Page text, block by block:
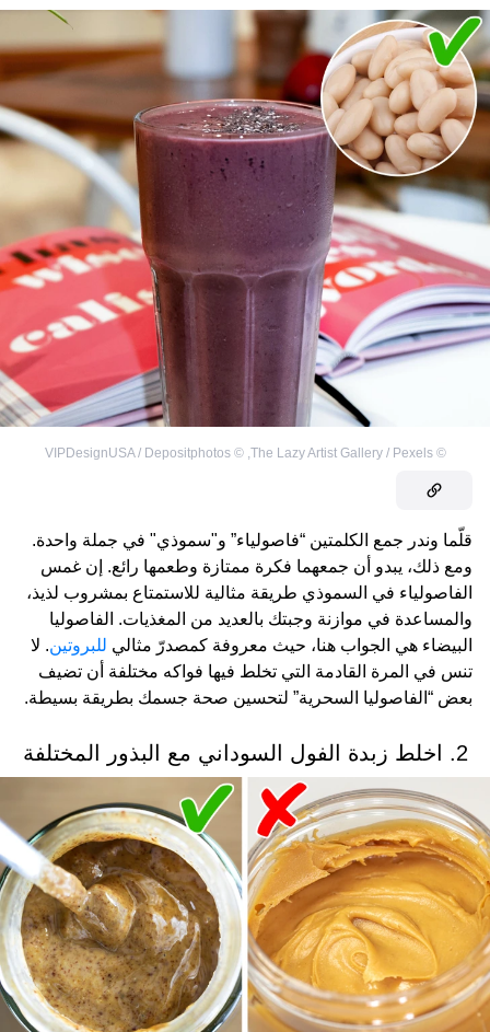
©
The Lazy Artist Gallery / Pexels
,
©
VIPDesignUSA / Depositphotos
قلّما وندر جمع الكلمتين “فاصولياء” و"سموذي" في جملة واحدة.
ومع ذلك، يبدو أن جمعهما فكرة ممتازة وطعمها رائع. إن غمس
الفاصولياء في السموذي طريقة مثالية للاستمتاع بمشروب لذيذ،
والمساعدة في موازنة وجبتك بالعديد من المغذيات. الفاصوليا
البيضاء هي الجواب هنا، حيث معروفة كمصدرّ مثالي للبروتين. لا
تنس في المرة القادمة التي تخلط فيها فواكه مختلفة أن تضيف
بعض “الفاصوليا السحرية” لتحسين صحة جسمك بطريقة بسيطة.
2. اخلط زبدة الفول السوداني مع البذور المختلفة